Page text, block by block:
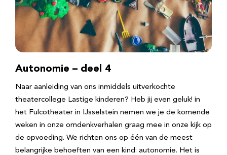
Autonomie – deel 4
Naar aanleiding van ons inmiddels uitverkochte
theatercollege Lastige kinderen? Heb jij even geluk! in
het Fulcotheater in IJsselstein nemen we je de komende
weken in onze omdenkverhalen graag mee in onze kijk op
de opvoeding. We richten ons op één van de meest
belangrijke behoeften van een kind: autonomie. Het is